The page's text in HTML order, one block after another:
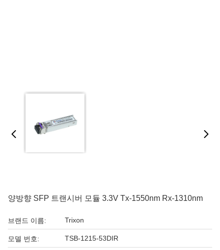
양방향 SFP 트랜시버 모듈 3.3V Tx-1550nm Rx-1310nm
브랜드 이름: Trixon
모델 번호: TSB-1215-53DIR